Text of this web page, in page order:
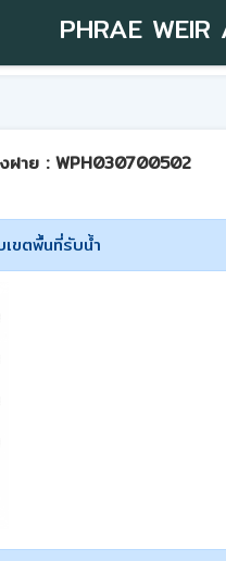
PHRAE WEIR
ฝาย : WPH030700502
ขตพื้นที่รับน้ำ